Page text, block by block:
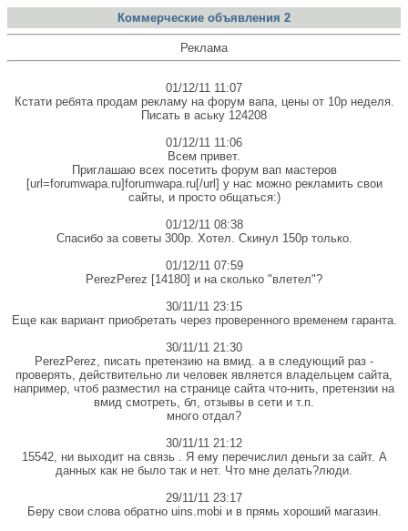
Коммерческие объявления 2
Реклама
01/12/11 11:07
Кстати ребята продам рекламу на форум вапа, цены от 10р неделя.
Писать в аську 124208
01/12/11 11:06
Всем привет.
Приглашаю всех посетить форум вап мастеров
[url=forumwapa.ru]forumwapa.ru[/url] у нас можно рекламить свои
сайты, и просто общаться:)
01/12/11 08:38
Спасибо за советы 300p. Хотел. Скинул 150р только.
01/12/11 07:59
PerezPerez [14180] и на сколько "влетел"?
30/11/11 23:15
Еще как вариант приобретать через проверенного временем гаранта.
30/11/11 21:30
PerezPerez, писать претензию на вмид. а в следующий раз -
проверять, действительно ли человек является владельцем сайта,
например, чтоб разместил на странице сайта что-нить, претензии на
вмид смотреть, бл, отзывы в сети и т.п.
много отдал?
30/11/11 21:12
15542, ни выходит на связь . Я ему перечислил деньги за сайт. А
данных как не было так и нет. Что мне делать?люди.
29/11/11 23:17
Беру свои слова обратно uins.mobi и в прямь хороший магазин.